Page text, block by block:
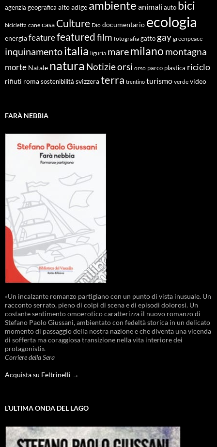
agenzia geografica alto adige ambiente animali auto bici
bicicletta cane casa Culture Dio documentario ecologia
energiafeaturefeaturedfilm fotografia gatto gay greenpeace
inquinamentoitalia liguria maremilano montagna
morte Natale natura Notizieorsi orso parco plastica riciclo
rifiuti roma sostenibilità svizzeraterra trentino turismo verde video
FARÀ NEBBIA
«Un incalzante romanzo partigiano con un punto di vista inusuale. Un
racconto serrato, pieno di colpi di scena e di episodi dolorosi. Un
costante sentimento omoerotico caratterizza il nuovo romanzo di
Stefano Paolo Giussani, ambientato con fedeltà storica in un delicato
momento di passaggio della nostra nazione e che diventa una vicenda
di sofferta ma coraggiosa transizione nella vita interiore dei
protagonisti».
Corriere della Sera
Acquista su Feltrinelli →
L’ULTIMA ONDA DEL LAGO